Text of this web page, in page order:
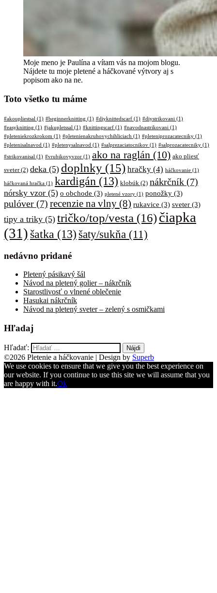
Moje meno je Paulína a vítam vás na mojom blogu.
Nájdete tu moje pletené a háčkované výtvory aj s
popisom ako na ne.
Toto všetko tu máme
#akoupliestsal (1) #beginnerknitting (1) #diyknittedscarf (1) #diystrikovani (1)
#easyknitting (1) #jakupletssal (1) #knittingscarf (1) #navodnastrikovani (1)
#pleteniekrozkrokom (1) #pletenienakruhovychihliciach (1) #pleteniprozacatecniky (1)
#pletenisalnavod (1) #pletenysalnavod (1) #salprezaciatocnikov (1) #salprozacatecniky (1)
#strikovanisal (1) #vrubikovyvzor (1) ako na raglán (10) ako pliesť
sveter(2) deka (5) doplnky (15) hračky (4) háčkovanie (1)
háčkovaná hračka (1) kardigán (13) klobúk (2) nákrčník (7)
nórsky vzor (5) o obchode (3) pletené vzory (1) ponožky (3)
pulóver (7) recenzie na vlny (8) rukavice (3) sveter (3)
tipy a triky (5) tričko/top/vesta (16)čiapka
(31) šatka (13) šaty/sukňa (11)
nedávno pridané
Pletený pásikavý šál
Návod na pletený golier – nákrčník
Starostlivosť o vlnené oblečenie
Hasukai nákrčník
Návod na pletený sveter – zelený s osmičkami
Hľadaj
Hľadať:
©2026 Pletenie a háčkovanie | Design by Superb
We use cookies to ensure that we give you the best experience on
our website. If you continue to use this site we will assume that you
are happy with it.Ok